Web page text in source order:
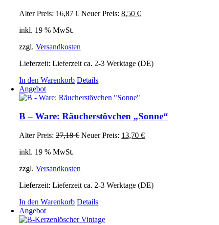
Alter Preis: 16,87€ Ursprünglicher
Neuer Preis: 8,50€Aktueller
inkl. 19 % MwSt.
zzgl.Versandkosten
Lieferzeit:Lieferzeit ca. 2-3 Werktage (DE)
In den Warenkorb Details
Angebot
B – Ware: Räucherstövchen „Sonne“
Alter Preis: 27,18€ Ursprünglicher
Neuer Preis: 13,70€Aktueller
inkl. 19 % MwSt.
zzgl.Versandkosten
Lieferzeit:Lieferzeit ca. 2-3 Werktage (DE)
In den Warenkorb Details
Angebot